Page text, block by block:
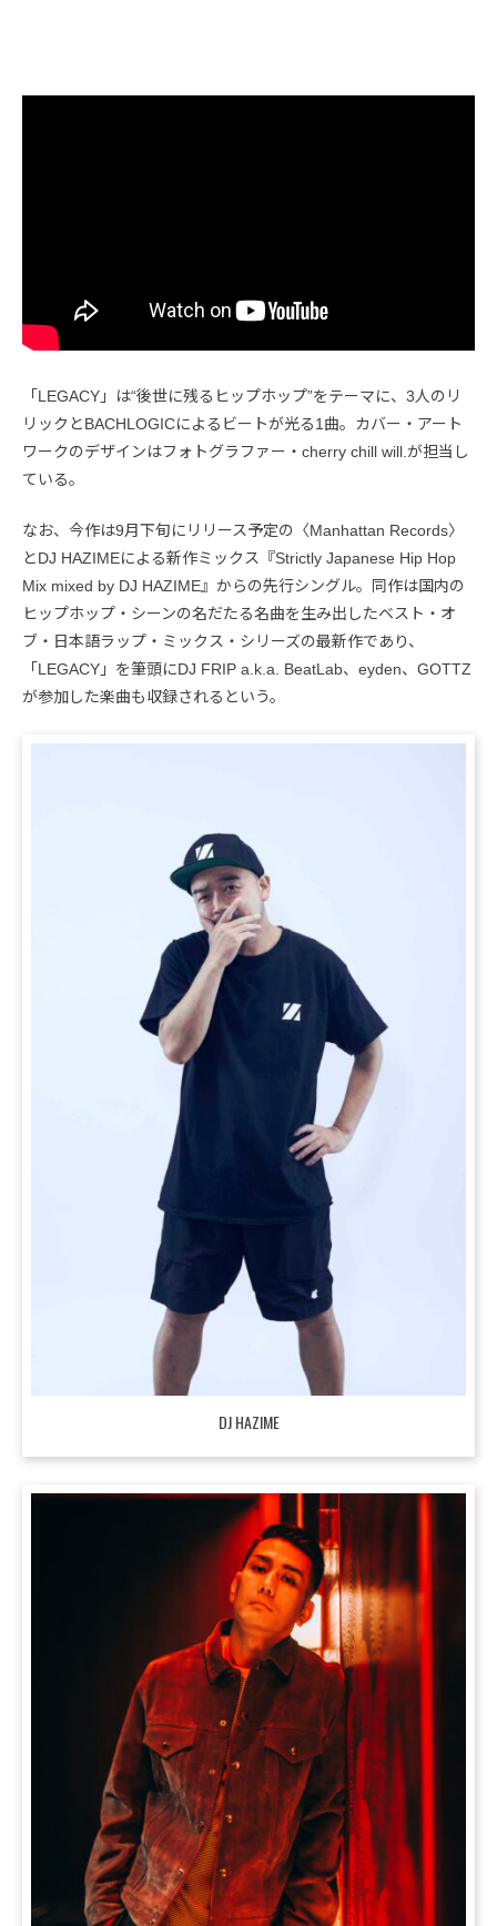
「LEGACY」は“後世に残るヒップホップ”をテーマに、3人のリ
リックとBACHLOGICによるビートが光る1曲。カバー・アート
ワークのデザインはフォトグラファー・cherry chill will.が担当し
ている。
なお、今作は9月下旬にリリース予定の〈Manhattan Records〉
とDJ HAZIMEによる新作ミックス『Strictly Japanese Hip Hop
Mix mixed by DJ HAZIME』からの先行シングル。同作は国内の
ヒップホップ・シーンの名だたる名曲を生み出したベスト・オ
ブ・日本語ラップ・ミックス・シリーズの最新作であり、
「LEGACY」を筆頭にDJ FRIP a.k.a. BeatLab、eyden、GOTTZ
が参加した楽曲も収録されるという。
DJ HAZIME